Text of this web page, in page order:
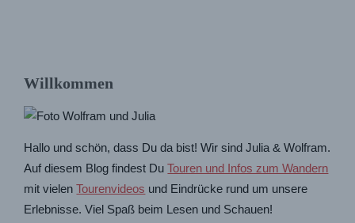
Willkommen
Hallo und schön, dass Du da bist! Wir sind Julia & Wolfram.
Auf diesem Blog findest DuTouren und Infos zum Wandern
mit vielenTourenvideos und Eindrücke rund um unsere
Erlebnisse. Viel Spaß beim Lesen und Schauen!